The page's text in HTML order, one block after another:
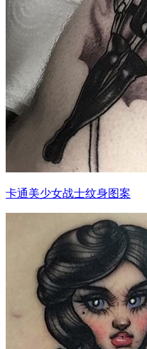
卡通美少女战士纹身图案